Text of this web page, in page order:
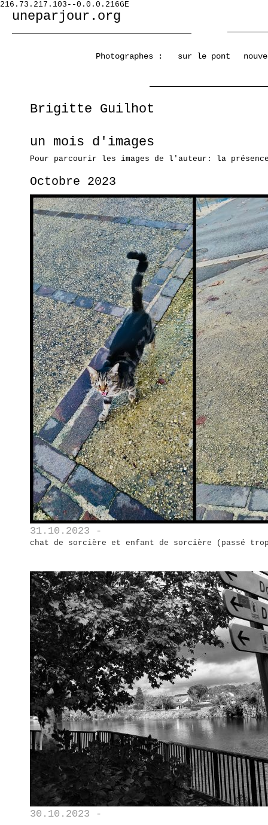
216.73.217.103--0.0.0.216GE
uneparjour.org
Photographes : sur le pont
Brigitte Guilhot
un mois d'images
Pour parcourir les images de l'auteur: la
Octobre 2023
31.10.2023 -
chat de sorcière et enfant de sorcière (passé
30.10.2023 -